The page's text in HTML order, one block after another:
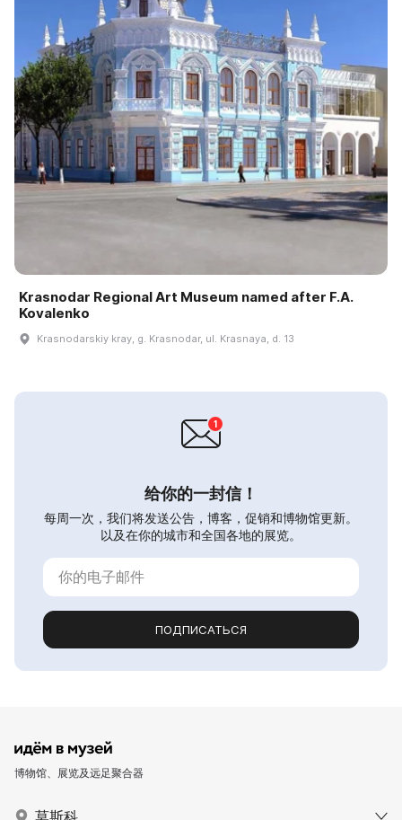
Krasnodar Regional Art Museum named after F.A.
Kovalenko
Krasnodarskiy kray, g. Krasnodar, ul. Krasnaya, d. 13
给你的一封信！
每周一次，我们将发送公告，博客，促销和博物馆更新。
以及在你的城市和全国各地的展览。
ПОДПИСАТЬСЯ
博物馆、展览及远足聚合器
莫斯科